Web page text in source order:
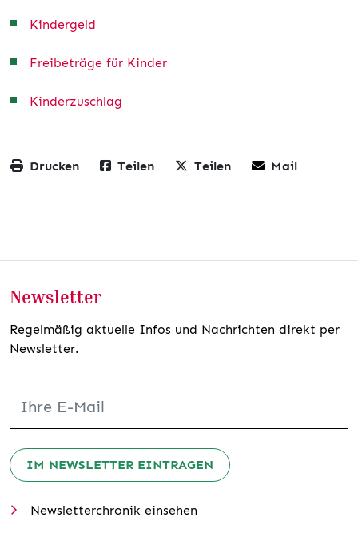
Kindergeld
Freibeträge für Kinder
Kinderzuschlag
Drucken Teilen Teilen Mail
Newsletter
Regelmäßig aktuelle Infos und Nachrichten direkt per
Newsletter.
IM NEWSLETTER EINTRAGEN
Newsletterchronik einsehen